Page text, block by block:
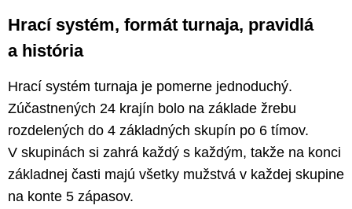
Hrací systém, formát turnaja, pravidlá
a história
Hrací systém turnaja je pomerne jednoduchý.
Zúčastnených 24 krajín bolo na základe žrebu
rozdelených do 4 základných skupín po 6 tímov.
V skupinách si zahrá každý s každým, takže na konci
základnej časti majú všetky mužstvá v každej skupine
na konte 5 zápasov.